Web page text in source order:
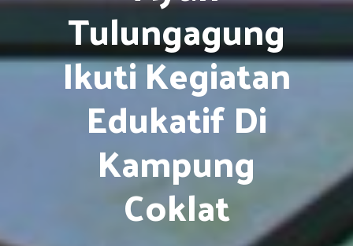
Tulungagung
Ikuti Kegiatan
Edukatif Di
Kampung
Coklat